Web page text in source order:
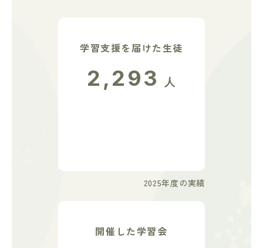
学習支援を届けた生徒
2,293 人
2025年度の実績
開催した学習会